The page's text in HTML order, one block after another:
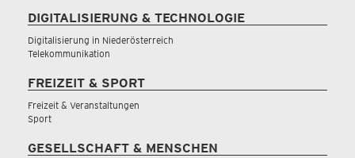
DIGITALISIERUNG & TECHNOLOGIE
Digitalisierung in Niederösterreich
Telekommunikation
FREIZEIT & SPORT
Freizeit & Veranstaltungen
Sport
GESELLSCHAFT & MENSCHEN